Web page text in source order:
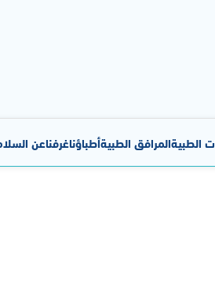
الطبيةالمرافق الطبيةأطباؤناغرفناعن